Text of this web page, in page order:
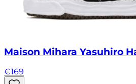
Maison Mihara Yasuhiro
€169